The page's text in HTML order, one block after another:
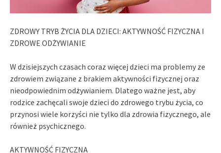
ZDROWY TRYB ŻYCIA DLA DZIECI: AKTYWNOŚĆ FIZYCZNA I
ZDROWE ODŻYWIANIE
W dzisiejszych czasach coraz więcej dzieci ma problemy ze
zdrowiem związane z brakiem aktywności fizycznej oraz
nieodpowiednim odżywianiem. Dlatego ważne jest, aby
rodzice zachęcali swoje dzieci do zdrowego trybu życia, co
przynosi wiele korzyści nie tylko dla zdrowia fizycznego, ale
również psychicznego.
AKTYWNOŚĆ FIZYCZNA